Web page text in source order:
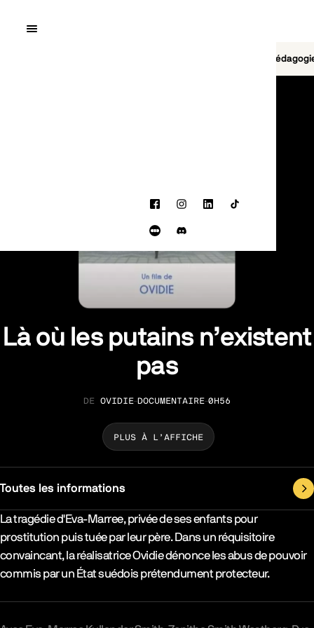
Quai10
FacebookInstagram
LinkedInTikTok
Letterboxd
Discord
Là où les putains n’existent
pas
RÉALISATION
OVIDIE GENRE
DOCUMENTAIRE DURÉE
0H56
PLUS À L’AFFICHE
Toutes les informations
Synopsys & Casting
La tragédie d'Eva-Marree, privée de ses enfants pour
prostitution puis tuée par leur père. Dans un réquisitoire
convaincant, la réalisatrice Ovidie dénonce les abus de pouvoir
commis par un État suédois prétendument protecteur.